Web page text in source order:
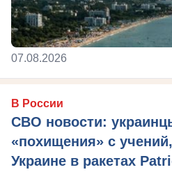
07.08.2026
В России
СВО новости:
«похищения» с
Украине в ракетах